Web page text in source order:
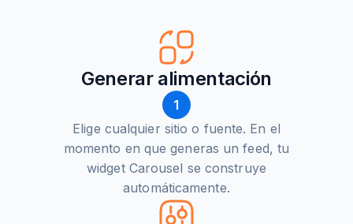
Generar alimentación
1
Elige cualquier sitio o fuente. En el
momento en que generas un feed, tu
widget Carousel se construye
automáticamente.